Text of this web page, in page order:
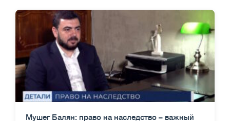
Мушег Балян: право на наследство – важный